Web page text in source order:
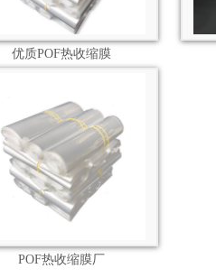
优质POF热收缩膜
POF热收缩膜厂